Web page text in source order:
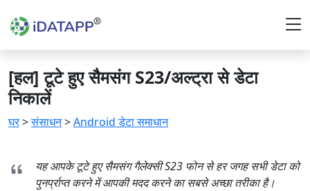
[हल] टूटे हुए सैमसंग S23/अल्ट्रा से डेटा
निकालें
घर>संसाधन>Android डेटा समाधान
यह आपके टूटे हुए सैमसंग गैलेक्सी S23 फोन से हर जगह सभी डेटा को
पुनर्प्राप्त करने में आपकी मदद करने का सबसे अच्छा तरीका है।